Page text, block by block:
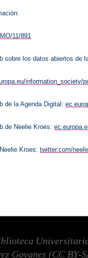
11/891
sobre los datos abiertos de
information_society/
de la Agenda Digital:
de Neelie Kroes:
Kroes:twitter.com/
Goyanes (CC BY-